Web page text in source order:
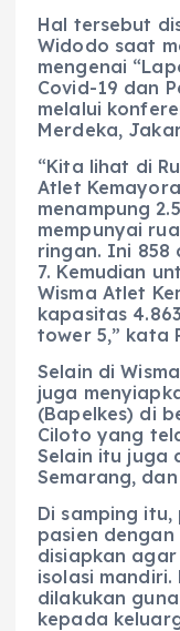
Hal tersebut
Widodo saat
mengenai
Covid-19 dan
melalui
Merdeka,
“Kita lihat di
Atlet
menampung
mempunyai
ringan. Ini 858
7. Kemudian
Wisma Atlet
kapasitas
tower 5,” kata
Selain di
juga
(Bapelkes) di
Ciloto yang
Selain itu juga
Semarang,
Di samping
pasien
disiapkan
isolasi
dilakukan
kepada